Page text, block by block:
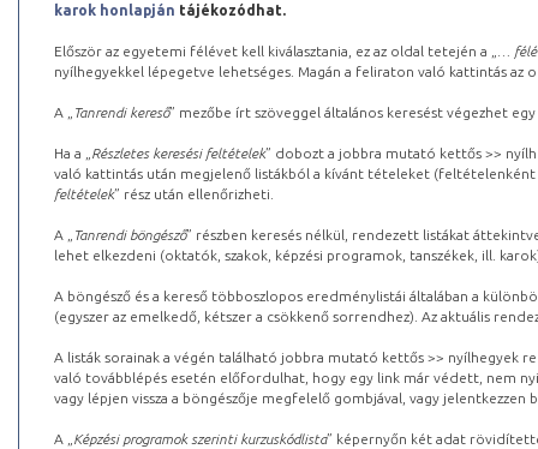
karok honlapján tájékozódhat.
Először az egyetemi félévet kell kiválasztania, ez az oldal tetején a „
…
nyílhegyekkel lépegetve lehetséges. Magán a feliraton való kattintás az
A „ Tanrendi kereső” mezőbe írt szöveggel általános keresést végezhet
Ha a „ Részletes keresési feltételek” dobozt a jobbra mutató kettős >>
való kattintás után megjelenő listákból a kívánt tételeket (feltételenként
feltételek” rész után ellenőrizheti.
A „ Tanrendi böngésző” részben keresés nélkül, rendezett listákat
lehet elkezdeni (oktatók, szakok, képzési programok, tanszékek, ill.
A böngésző és a kereső többoszlopos eredménylistái általában a
(egyszer az emelkedő, kétszer a csökkenő sorrendhez). Az aktuális
A listák sorainak a végén található jobbra mutató kettős >> nyílhegyek
való továbblépés esetén előfordulhat, hogy egy link már védett, nem
vagy lépjen vissza a böngészője megfelelő gombjával, vagy
A „ Képzési programok szerinti kurzuskódlista” képernyőn két adat